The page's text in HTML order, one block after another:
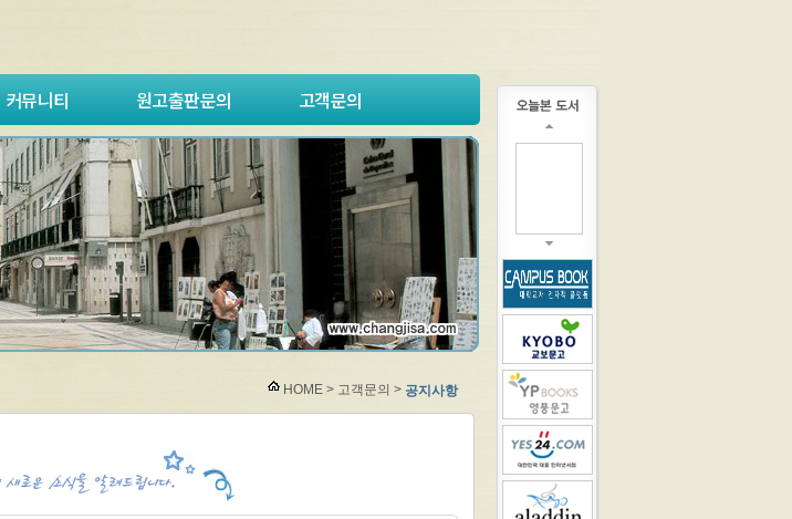
커뮤니티 원고출판문의 고객문의
HOME > 고객문의 > 공지사항